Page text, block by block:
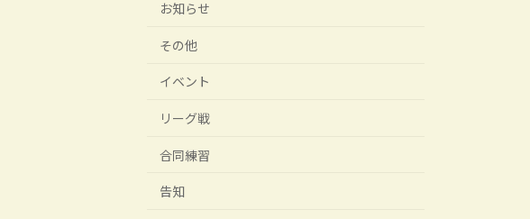
お知らせ
その他
イベント
リーグ戦
合同練習
告知